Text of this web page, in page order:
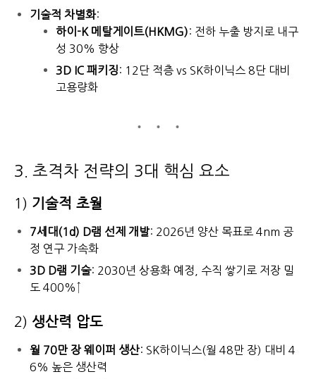
기술적 차별화:
하이-K 메탈게이트(HKMG): 전하 누출 방지로 내구
성 30% 향상
3D IC 패키징: 12단 적층 vs SK하이닉스 8단 대비
고용량화
3. 초격차 전략의 3대 핵심 요소
1) 기술적 초월
7세대(1d) D램 선제 개발: 2026년 양산 목표로 4nm 공
정 연구 가속화
3D D램 기술: 2030년 상용화 예정, 수직 쌓기로 저장 밀
도 400%↑
2) 생산력 압도
월 70만 장 웨이퍼 생산: SK하이닉스(월 48만 장) 대비 4
6% 높은 생산력